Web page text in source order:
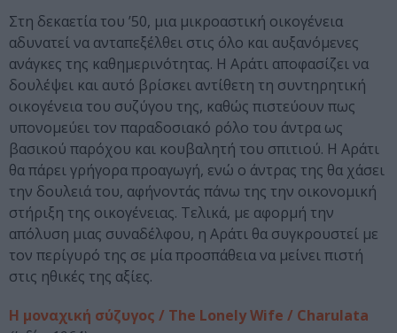
Στη δεκαετία του ’50, μια μικροαστική οικογένεια
αδυνατεί να ανταπεξέλθει στις όλο και αυξανόμενες
ανάγκες της καθημερινότητας. H Αράτι αποφασίζει να
δουλέψει και αυτό βρίσκει αντίθετη τη συντηρητική
οικογένεια του συζύγου της, καθώς πιστεύουν πως
υπονομεύει τον παραδοσιακό ρόλο του άντρα ως
βασικού παρόχου και κουβαλητή του σπιτιού. Η Αράτι
θα πάρει γρήγορα προαγωγή, ενώ ο άντρας της θα χάσει
την δουλειά του, αφήνοντάς πάνω της την οικονομική
στήριξη της οικογένειας. Τελικά, με αφορμή την
απόλυση μιας συναδέλφου, η Αράτι θα συγκρουστεί με
τον περίγυρό της σε μία προσπάθεια να μείνει πιστή
στις ηθικές της αξίες.
Η μοναχική σύζυγος / The Lonely Wife / Charulata